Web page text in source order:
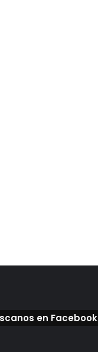
en Facebook